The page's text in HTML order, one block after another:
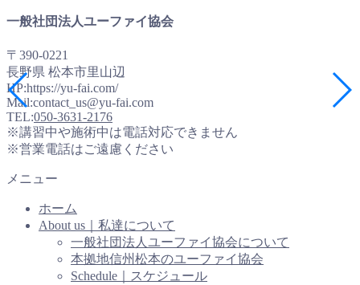
一般社団法人ユーファイ協会
〒390-0221
長野県 松本市里山辺
HP:https://yu-fai.com/
Mail:contact_us@yu-fai.com
TEL:050-3631-2176
※講習中や施術中は電話対応できません
※営業電話はご遠慮ください
メニュー
ホーム
About us｜私達について
一般社団法人ユーファイ協会について
本拠地信州松本のユーファイ協会
Schedule｜スケジュール